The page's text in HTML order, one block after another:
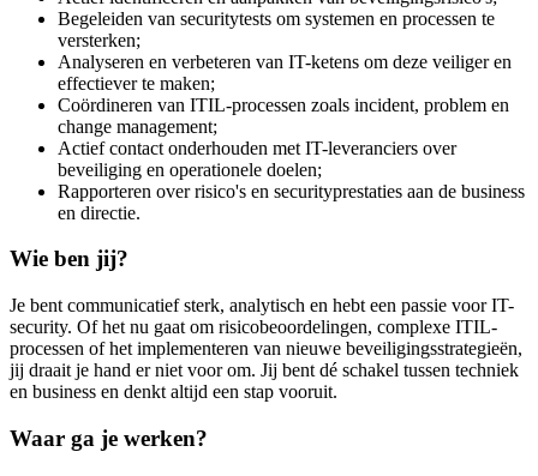
Begeleiden van securitytests om systemen en processen te
versterken;
Analyseren en verbeteren van IT-ketens om deze veiliger en
effectiever te maken;
Coördineren van ITIL-processen zoals incident, problem en
change management;
Actief contact onderhouden met IT-leveranciers over
beveiliging en operationele doelen;
Rapporteren over risico's en securityprestaties aan de business
en directie.
Wie ben jij?
Je bent communicatief sterk, analytisch en hebt een passie voor IT-
security. Of het nu gaat om risicobeoordelingen, complexe ITIL-
processen of het implementeren van nieuwe beveiligingsstrategieën,
jij draait je hand er niet voor om. Jij bent dé schakel tussen techniek
en business en denkt altijd een stap vooruit.
Waar ga je werken?